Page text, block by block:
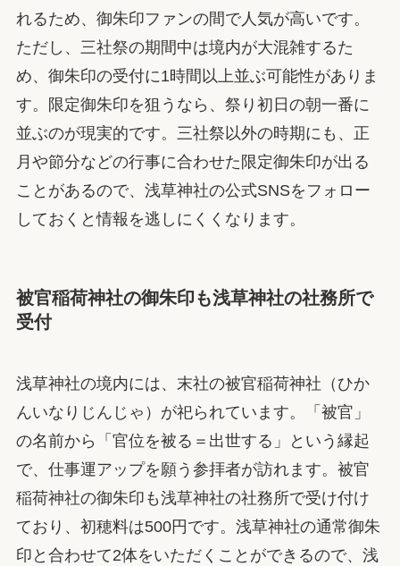
れるため、御朱印ファンの間で人気が高いです。
ただし、三社祭の期間中は境内が大混雑するた
め、御朱印の受付に1時間以上並ぶ可能性がありま
す。限定御朱印を狙うなら、祭り初日の朝一番に
並ぶのが現実的です。三社祭以外の時期にも、正
月や節分などの行事に合わせた限定御朱印が出る
ことがあるので、浅草神社の公式SNSをフォロー
しておくと情報を逃しにくくなります。
被官稲荷神社の御朱印も浅草神社の社務所で
受付
浅草神社の境内には、末社の被官稲荷神社（ひか
んいなりじんじゃ）が祀られています。「被官」
の名前から「官位を被る＝出世する」という縁起
で、仕事運アップを願う参拝者が訪れます。被官
稲荷神社の御朱印も浅草神社の社務所で受け付け
ており、初穂料は500円です。浅草神社の通常御朱
印と合わせて2体をいただくことができるので、浅